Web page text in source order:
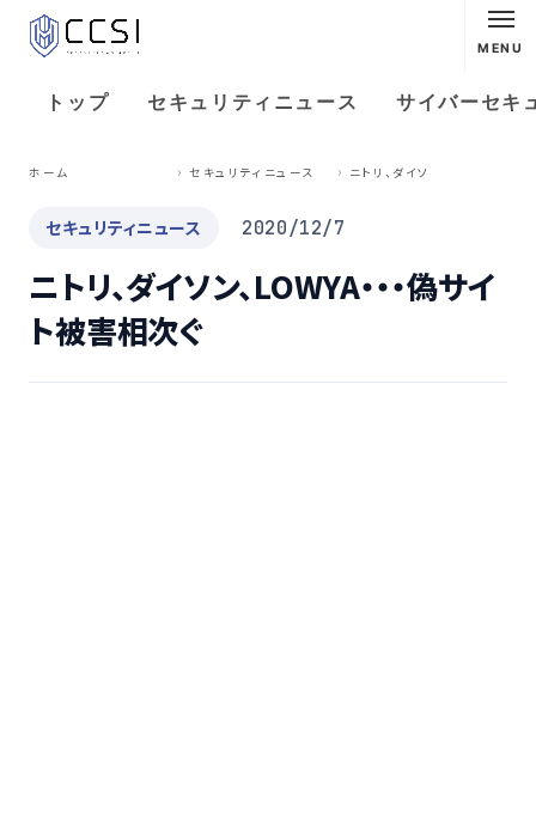
MENU
トップ セキュリティニュース サイバーセキ
ホーム セキュリティニュース
セキュリティニュース 2020/12/7
ニトリ、ダイソン、LOWYA・・・偽サイ
ト被害相次ぐ